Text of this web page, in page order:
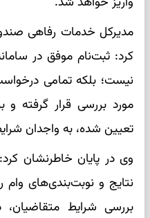
مدیرکل خدمات رفاهی
کرد: ثبت‌نام موفق در
نیست؛ بلکه تمامی
مورد بررسی قرار گرفته و
تعیین شده، به واجدان
وی در پایان خاطرنشان
نتایج و نوبت‌بندی‌های وام
بررسی شرایط متقاضیان،